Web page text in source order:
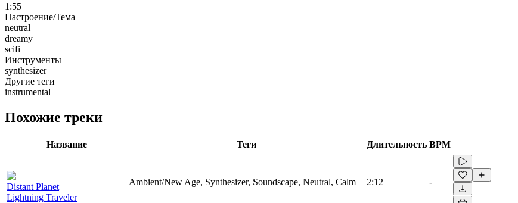
1:55
Настроение/Тема
neutral
dreamy
scifi
Инструменты
synthesizer
Другие теги
instrumental
Похожие треки
Название Теги Длительность BPM
Distant Planet
Lightning Traveler
Ambient/New Age, Synthesizer, Soundscape, Neutral, Calm 2:12 -